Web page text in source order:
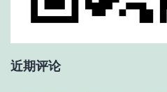
近期评论